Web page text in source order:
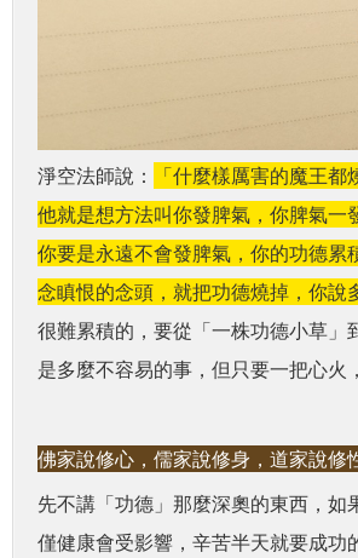
淨空法師說：
「什麼樣厲害的魔王都
他就是想方法叫你發脾氣，你脾氣一
你要是永遠不會發脾氣，你的功德累
念瞋恨的念頭，就把功德燒掉，你說
很難累積的，要從「一株功德小草」
是多麼不容易的事，但只要一把心火
佛家說修心，儒家說修身，道家說修
先不講「功德」那麼深奧的東西，如
僅健康會受影響，辛苦半天就要成功